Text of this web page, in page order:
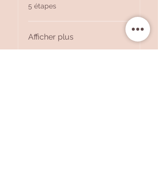
.5 étapes
Afficher plus